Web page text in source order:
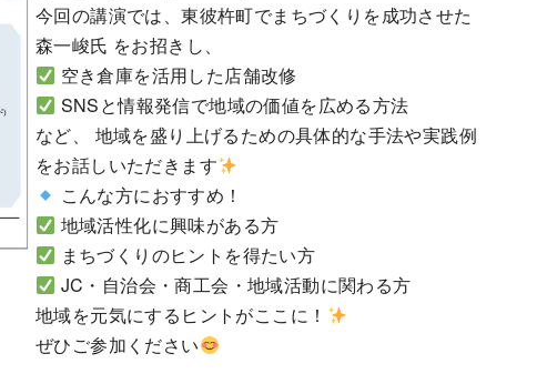
今回の講演では、東彼杵町でまちづくりを成功させた
森一峻氏 をお招きし、
空き倉庫を活用した店舗改修
SNSと情報発信で地域の価値を広める方法
など、 地域を盛り上げるための具体的な手法や実践例
をお話しいただきます
こんな方におすすめ！
地域活性化に興味がある方
まちづくりのヒントを得たい方
JC・自治会・商工会・地域活動に関わる方
地域を元気にするヒントがここに！
ぜひご参加ください